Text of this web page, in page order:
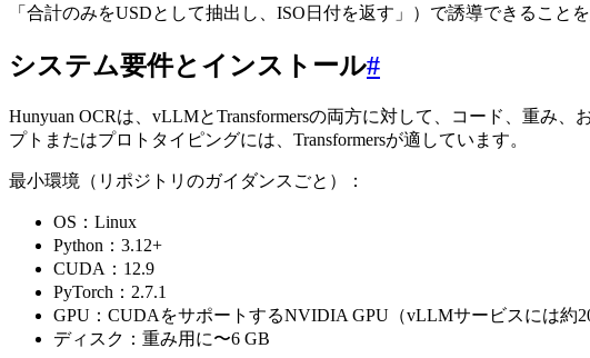
「合計のみをUSDとして抽出し、ISO日付を返す」）で誘導できるこ
システム要件とインストール#
Hunyuan OCRは、vLLMとTransformersの両方に対して、コード、重み
プトまたはプロトタイピングには、Transformersが適しています。
最小環境（リポジトリのガイダンスごと）：
OS：Linux
Python：3.12+
CUDA：12.9
PyTorch：2.7.1
GPU：CUDAをサポートするNVIDIA GPU（vLLMサービスには約
ディスク：重み用に〜6 GB